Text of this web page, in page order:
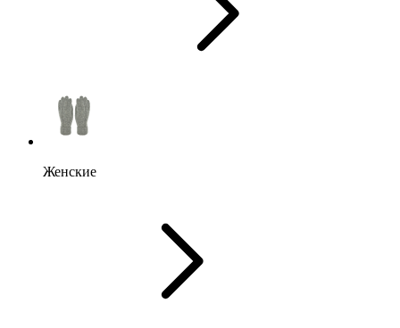
Женские